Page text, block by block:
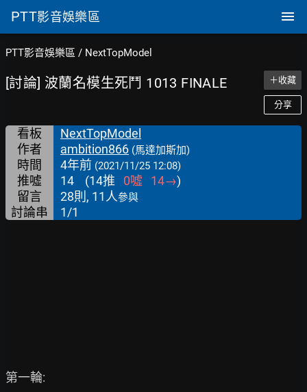
PTT影音娛樂區
PTT影音娛樂區 / NextTopModel
[討論] 波蘭名模生死鬥 1013 FINALE ＋收藏
分享
看板
NextTopModel
作者
ambition866 (馬達加斯加)
時間 4年前 (2021/11/25 12:08)
推噓 14 (14推 0噓 14→)
留言
28則, 11人參與
討論串 1/1
第一輪: